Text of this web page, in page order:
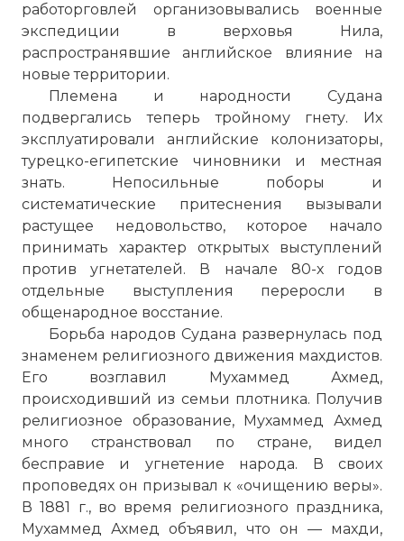
работорговлей организовыва­лись военные
экспедиции в верховья Нила,
распространявшие английское влияние на
новые территории.
Племена и народности Судана
подвергались теперь тройно­му гнету. Их
эксплуатировали английские колонизаторы,
турец­ко-египетские чиновники и местная
знать. Непосильные поборы и
систематические притеснения вызывали
растущее недоволь­ство, которое начало
принимать характер открытых выступле­ний
против угнетателей. В начале 80-х годов
отдельные выступ­ления переросли в
общенародное восстание.
Борьба народов Судана развернулась под
знаменем рели­гиозного движения махдистов.
Его возглавил Мухаммед Ахмед,
происходивший из семьи плотника. Получив
религиозное обра­зование, Мухаммед Ахмед
много странствовал по стране, видел
бесправие и угнетение народа. В своих
проповедях он призывал к «очищению веры».
В 1881 г., во время религиозного праздника,
Мухаммед Ахмед объявил, что он — махди,